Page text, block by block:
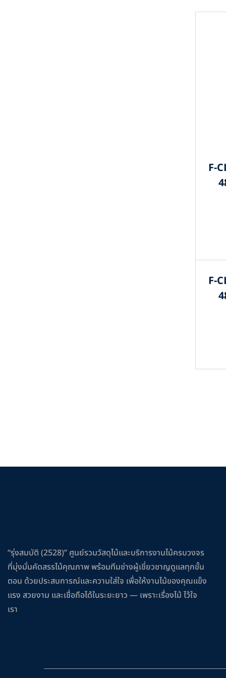
F-
F-
“รุ่งสมบัติ (2528)” ศูนย์รวมวัสดุไม้และบริการงานไม้ครบวงจร
ที่มุ่งมั่นคัดสรรไม้คุณภาพ พร้อมทีมช่างผู้เชี่ยวชาญดูแลทุกขั้น
ตอน ด้วยประสบการณ์และความใส่ใจ เพื่อให้งานไม้ของคุณแข็ง
แรง สวยงาม และเชื่อถือได้ในระยะยาว — เพราะเรื่องไม้ ไว้ใจ
เรา